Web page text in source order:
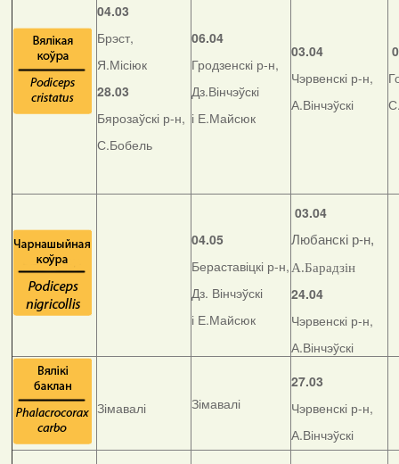
04.03
Брэст,
Я.Місіюк
28.03
Бярозаўскі р-н,
С.Бобель
06.04
Гродзенскі р-н,
Дз.Вінчэўскі
і Е.Майсюк
03.04
Чэрвенскі р-н,
А.Вінчэўскі
04.05
Бераставіцкі р-н,
Дз. Вінчэўскі
і Е.Майсюк
03.04
Любанскі р-н,
А.Барадзін
24.04
Чэрвенскі р-н,
А.Вінчэўскі
Зімавалі Зімавалі
27.03
Чэрвенскі р-н,
А.Вінчэўскі